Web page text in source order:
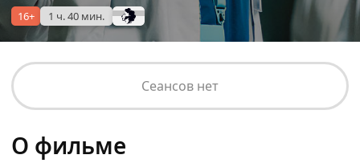
16+ 1 ч. 40 мин.
Сеансов нет
О фильме